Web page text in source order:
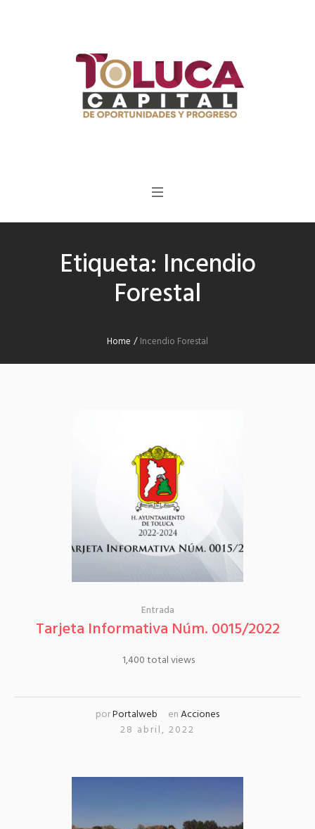
Etiqueta: Incendio
Forestal
Home /Incendio Forestal
Entrada
Tarjeta Informativa Núm. 0015/2022
1,400 total views
porPortalweb enAcciones
28 abril, 2022